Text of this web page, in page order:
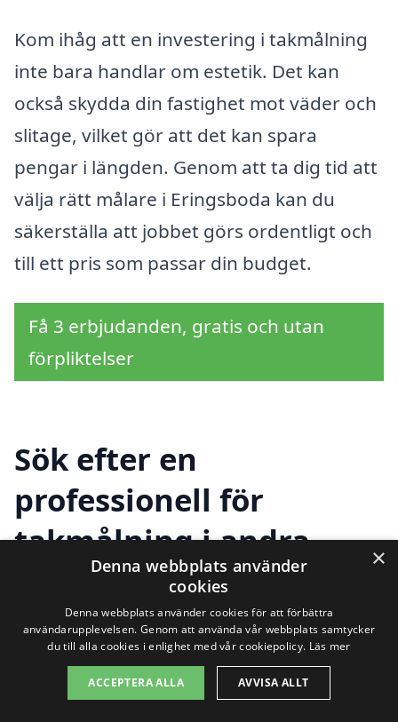
Kom ihåg att en investering i takmålning
inte bara handlar om estetik. Det kan
också skydda din fastighet mot väder och
slitage, vilket gör att det kan spara
pengar i längden. Genom att ta dig tid att
välja rätt målare i Eringsboda kan du
säkerställa att jobbet görs ordentligt och
till ett pris som passar din budget.
Få 3 erbjudanden, gratis och utan
förpliktelser
Sök efter en
professionell för
takmålning i andra
städer nära Eringsboda
Att hitta rätt hjälp för takmålning i
Eringsboda kan vara en utmaning, men
×
Denna webbplats använder
cookies
Denna webbplats använder cookies för att förbättra
användarupplevelsen. Genom att använda vår webbplats samtycker
du till alla cookies i enlighet med vår cookiepolicy. Läs mer
ACCEPTERA ALLA AVVISA ALLT